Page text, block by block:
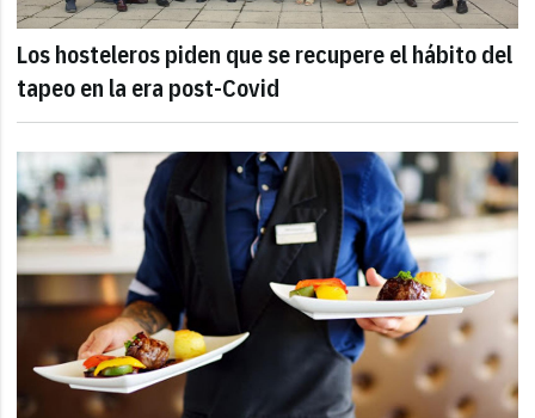
Los hosteleros piden que se recupere el hábito del
tapeo en la era post-Covid